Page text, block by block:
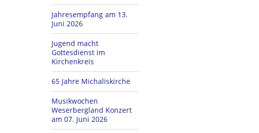
Jahresempfang am 13.
Juni 2026
Jugend macht
Gottesdienst im
Kirchenkreis
65 Jahre Michaliskirche
Musikwochen
Weserbergland Konzert
am 07. Juni 2026